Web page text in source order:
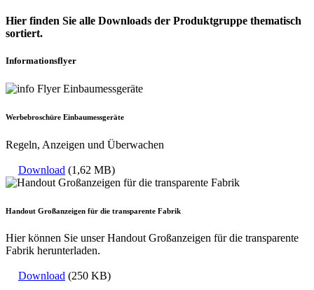
Hier finden Sie alle Downloads der Produktgruppe thematisch
sortiert.
Informationsflyer
Werbebroschüre Einbaumessgeräte
Regeln, Anzeigen und Überwachen
Download (1,62 MB)
Handout Großanzeigen für die transparente Fabrik
Hier können Sie unser Handout Großanzeigen für die transparente
Fabrik herunterladen.
Download (250 KB)